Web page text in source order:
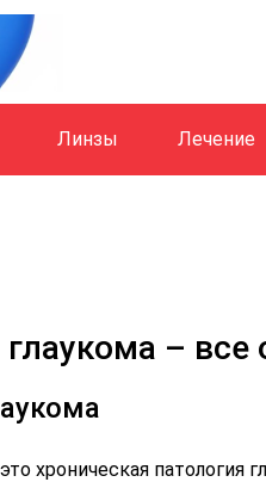
Линзы Лечение
– все
хроническая патология